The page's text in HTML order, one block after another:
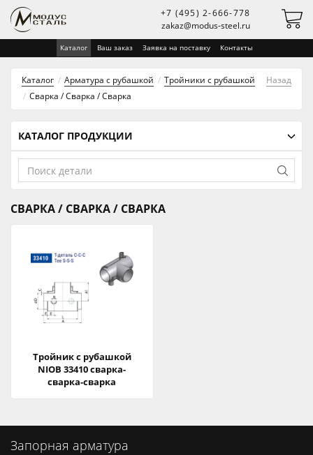
+7 (495) 2-666-778
zakaz@modus-steel.ru
Каталог Ваш заказ Заявка на поставку Контакты
Каталог Арматура с рубашкой
Тройники с рубашкой
Сварка / Сварка / Сварка
Назад
КАТАЛОГ ПРОДУКЦИИ
СВАРКА / СВАРКА / СВАРКА
Тройник с рубашкой
NIOB 33410 сварка-
сварка-сварка
Запорная арматура